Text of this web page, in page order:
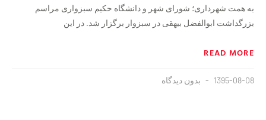
به همت شهرداری؛ شورای شهر و دانشگاه حکیم سبزواری مراسم
بزرگداشت ابوالفضل بیهقی در سبزوار برگزار شد. در این
READ MORE
1395-08-08 بدون دیدگاه